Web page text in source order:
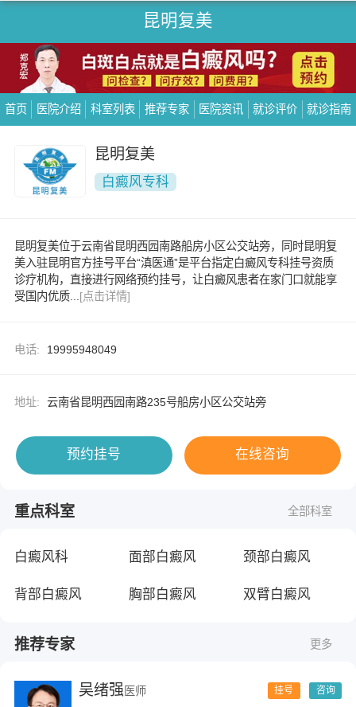
昆明复美
首页 医院介绍 科室列表 推荐专家 医院资讯 就诊评价 就诊指南
昆明复美
白癜风专科
昆明复美位于云南省昆明西园南路船房小区公交站旁，同时昆明复
美入驻昆明官方挂号平台“滇医通”是平台指定白癜风专科挂号资质
诊疗机构，直接进行网络预约挂号，让白癜风患者在家门口就能享
受国内优质...[点击详情]
电话: 19995948049
地址: 云南省昆明西园南路235号船房小区公交站旁
预约挂号 在线咨询
重点科室 全部科室
白癜风科 面部白癜风 颈部白癜风
背部白癜风 胸部白癜风 双臂白癜风
推荐专家 更多
咨询
挂号
吴绪强 医师